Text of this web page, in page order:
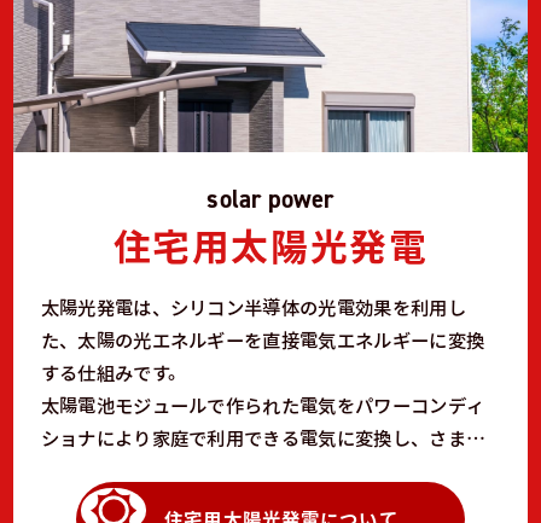
solar power
住宅用太陽光発電
太陽光発電は、シリコン半導体の光電効果を利用し
た、太陽の光エネルギーを直接電気エネルギーに変換
する仕組みです。
太陽電池モジュールで作られた電気をパワーコンディ
ショナにより家庭で利用できる電気に変換し、さまざ
べてにおいて自動的に運転しますので、操作等の手間